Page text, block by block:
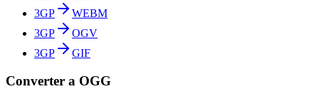
3GP
WEBM
3GP
OGV
3GP
GIF
Converter a OGG